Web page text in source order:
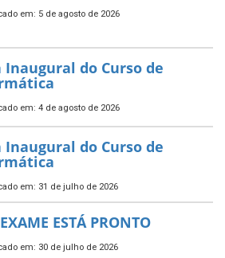
em: 5 de agosto de 2026
Inaugural do Curso de
em: 4 de agosto de 2026
Inaugural do Curso de
em: 31 de julho de 2026
ESTÁ PRONTO
em: 30 de julho de 2026